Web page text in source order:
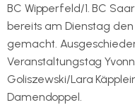
BC Wipperfeld/1. BC
bereits am Dienstag
gemacht.
Veranstaltungstag
Goliszewski/Lara
Damendoppel.